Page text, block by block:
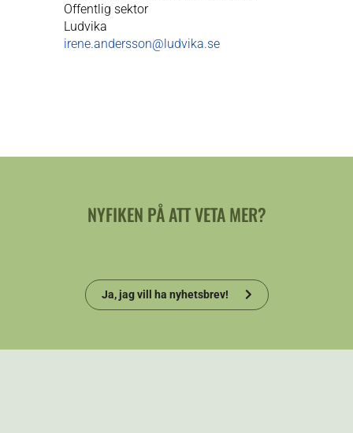
Offentlig sektor
Ludvika
irene.andersson@ludvika.se
NYFIKEN PÅ ATT VETA MER?
Ja, jag vill ha nyhetsbrev!